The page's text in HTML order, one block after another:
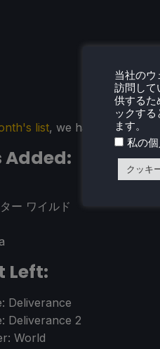
list, we have a couple
Added:
ー ワイルド
Left:
Deliverance
Deliverance 2
World
当社のウ
訪問して
供するた
ックす
ます。
私の
クッキ